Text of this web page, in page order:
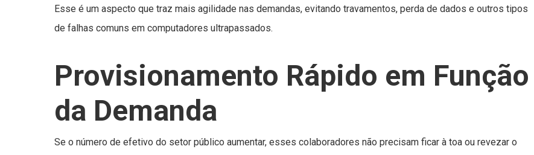
Esse é um aspecto que traz mais agilidade nas demandas, evitando travamentos, perda de dados e outros tipos
de falhas comuns em computadores ultrapassados.
Provisionamento Rápido em Função
da Demanda
Se o número de efetivo do setor público aumentar, esses colaboradores não precisam ficar à toa ou revezar o